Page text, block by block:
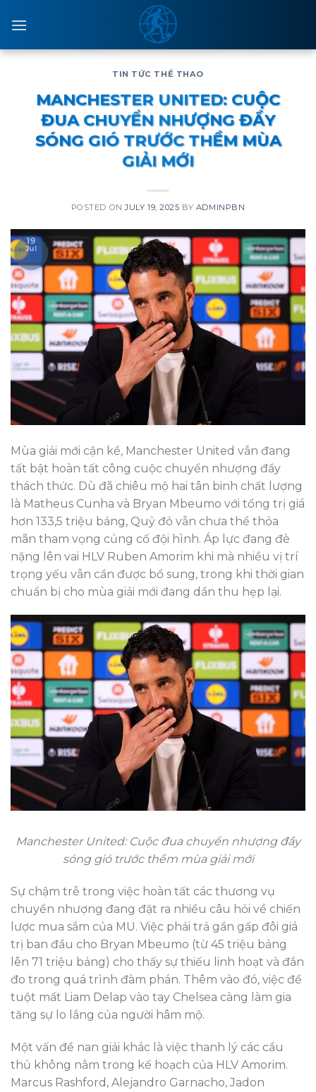
TIN TỨC THỂ THAO
MANCHESTER UNITED: CUỘC
ĐUA CHUYỂN NHƯỢNG ĐẦY
SÓNG GIÓ TRƯỚC THỀM MÙA
GIẢI MỚI
POSTED ONJULY 19, 2025 BY ADMINPBN
19
Jul
Mùa giải mới cận kề, Manchester United vẫn đang
tất bật hoàn tất công cuộc chuyển nhượng đầy
thách thức. Dù đã chiêu mộ hai tân binh chất lượng
là Matheus Cunha và Bryan Mbeumo với tổng trị giá
hơn 133,5 triệu bảng, Quỷ đỏ vẫn chưa thể thỏa
mãn tham vọng củng cố đội hình. Áp lực đang đè
nặng lên vai HLV Ruben Amorim khi mà nhiều vị trí
trọng yếu vẫn cần được bổ sung, trong khi thời gian
chuẩn bị cho mùa giải mới đang dần thu hẹp lại.
Manchester United: Cuộc đua chuyển nhượng đầy
sóng gió trước thềm mùa giải mới
Sự chậm trễ trong việc hoàn tất các thương vụ
chuyển nhượng đang đặt ra nhiều câu hỏi về chiến
lược mua sắm của MU. Việc phải trả gần gấp đôi giá
trị ban đầu cho Bryan Mbeumo (từ 45 triệu bảng
lên 71 triệu bảng) cho thấy sự thiếu linh hoạt và đắn
đo trong quá trình đàm phán. Thêm vào đó, việc để
tuột mất Liam Delap vào tay Chelsea càng làm gia
tăng sự lo lắng của người hâm mộ.
Một vấn đề nan giải khác là việc thanh lý các cầu
thủ không nằm trong kế hoạch của HLV Amorim.
Marcus Rashford, Alejandro Garnacho, Jadon